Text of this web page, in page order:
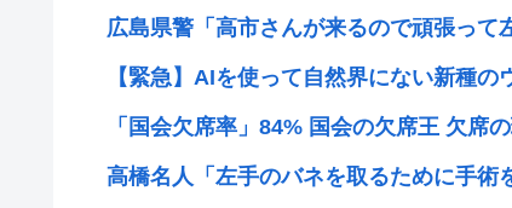
広島県警「高市さんが来るので頑張って
【緊急】AIを使って自然界にない新種の
「国会欠席率」84% 国会の欠席王 欠席
高橋名人「左手のバネを取るために手術